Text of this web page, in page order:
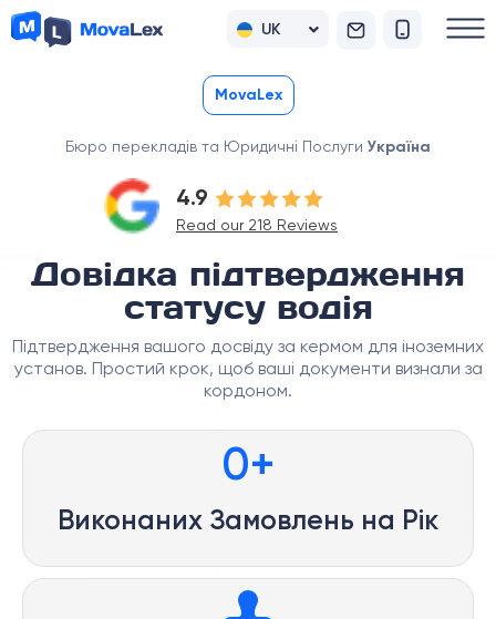
UK
RU
MovaLex
Бюро перекладів та Юридичні Послуги Україна
4.9
Read our 218 Reviews
Довідка підтвердження
статусу водія
Підтвердження вашого досвіду за кермом для іноземних
установ. Простий крок, щоб ваші документи визнали за
кордоном.
Виконаних Замовлень на Рік
0+